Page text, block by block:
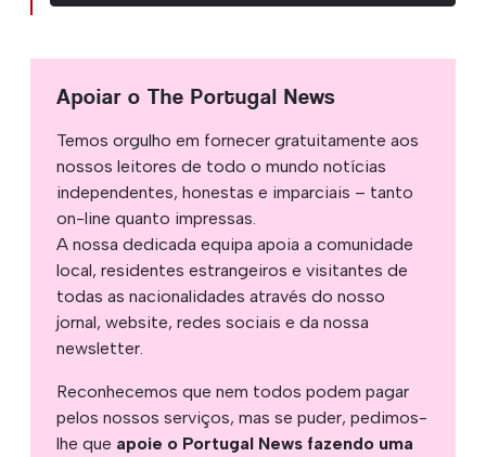
Apoiar o The Portugal News
Temos orgulho em fornecer gratuitamente aos
nossos leitores de todo o mundo notícias
independentes, honestas e imparciais – tanto
on-line quanto impressas.
A nossa dedicada equipa apoia a comunidade
local, residentes estrangeiros e visitantes de
todas as nacionalidades através do nosso
jornal, website, redes sociais e da nossa
newsletter.
Reconhecemos que nem todos podem pagar
pelos nossos serviços, mas se puder, pedimos-
lhe que apoie o Portugal News fazendo uma